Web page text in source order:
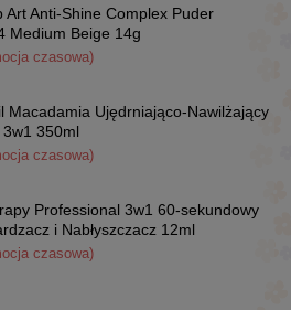
Art Anti-Shine Complex Puder
Medium Beige 14g
czasowa)
Macadamia Ujędrniająco-Nawilżający
3w1 350ml
czasowa)
Professional 3w1 60-sekundowy
i Nabłyszczacz 12ml
czasowa)